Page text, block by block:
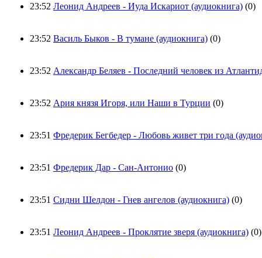
23:52 Леонид Андреев - Иуда Искариот (аудиокнига) (0)
23:52 Василь Быков - В тумане (аудиокнига) (0)
23:52 Александр Беляев - Последний человек из
23:52 Ария князя Игоря, или Наши в Турции (0)
23:51 Фредерик Бегбедер - Любовь живет три года
23:51 Фредерик Дар - Сан-Антонио (0)
23:51 Сидни Шелдон - Гнев ангелов (аудиокнига) (0)
23:51 Леонид Андреев - Проклятие зверя (аудиокнига) (0)